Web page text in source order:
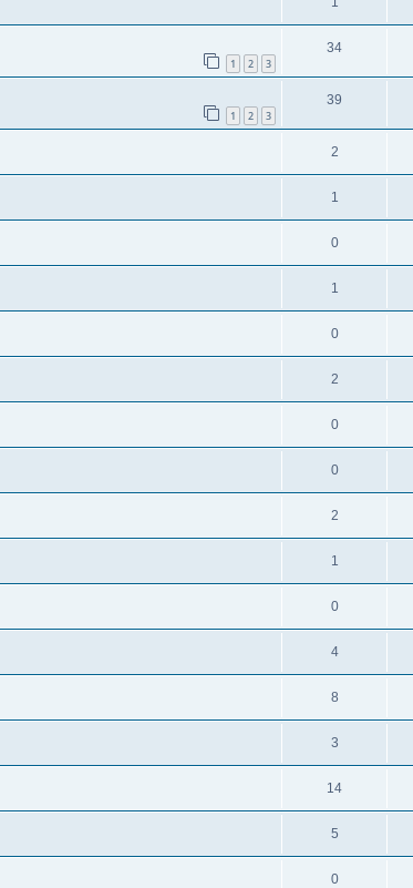
1 2 3
34
1 2 3
39
2
1
0
1
0
2
0
0
2
1
0
4
8
3
14
5
0